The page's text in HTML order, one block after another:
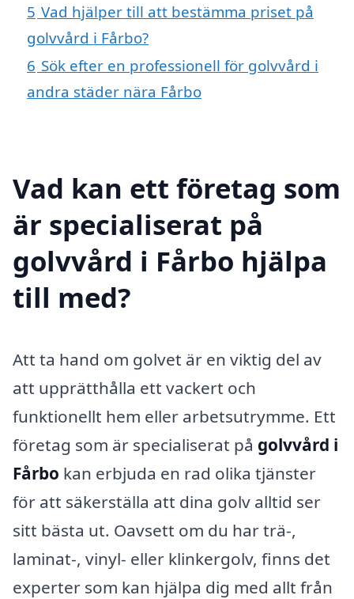
5 Vad hjälper till att bestämma priset på
golvvård i Fårbo?
6 Sök efter en professionell för golvvård i
andra städer nära Fårbo
Vad kan ett företag som
är specialiserat på
golvvård i Fårbo hjälpa
till med?
Att ta hand om golvet är en viktig del av
att upprätthålla ett vackert och
funktionellt hem eller arbetsutrymme. Ett
företag som är specialiserat på golvvård i
Fårbo kan erbjuda en rad olika tjänster
för att säkerställa att dina golv alltid ser
sitt bästa ut. Oavsett om du har trä-,
laminat-, vinyl- eller klinkergolv, finns det
experter som kan hjälpa dig med allt från